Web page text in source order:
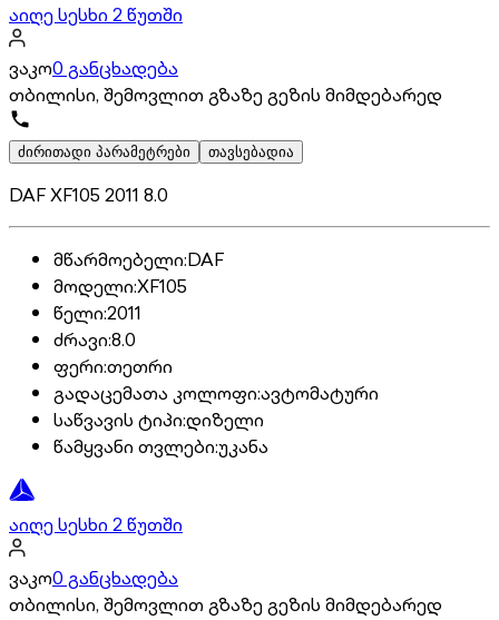
აიღე სესხი 2 წუთში
ვაკო0 განცხადება
თბილისი, შემოვლით გზაზე გეზის მიმდებარედ
ძირითადი პარამეტრები თავსებადია
DAF XF105 2011 8.0
მწარმოებელი:DAF
მოდელი:XF105
წელი:2011
ძრავი:8.0
ფერი:თეთრი
გადაცემათა კოლოფი:ავტომატური
საწვავის ტიპი:დიზელი
წამყვანი თვლები:უკანა
აიღე სესხი 2 წუთში
ვაკო0 განცხადება
თბილისი, შემოვლით გზაზე გეზის მიმდებარედ